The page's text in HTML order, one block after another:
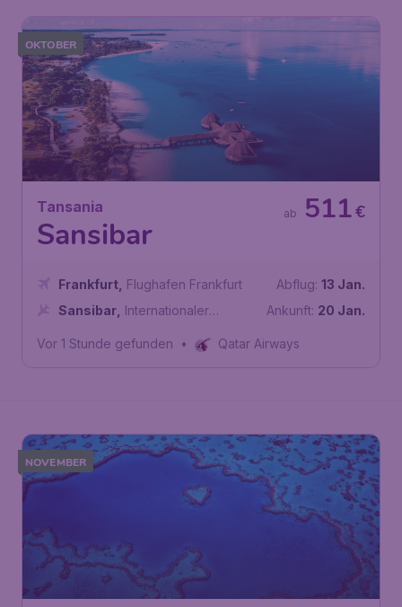
OKTOBER
Tansania
Sansibar
€
511
ab
Frankfurt Flughafen Frankfurt
Sansibar Internationaler
Abflug: 13 Jan.
Ankunft: 20 Jan.
Vor 1 Stunde gefunden • Qatar Airways
NOVEMBER